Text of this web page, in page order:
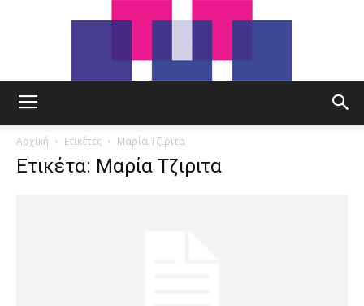
Αρχική Ετικέτες Μαρία Τζιριτα
Ετικέτα: Μαρία Τζιριτα